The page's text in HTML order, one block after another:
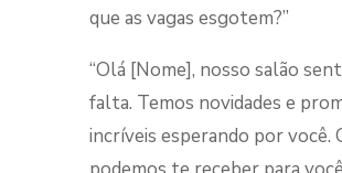
que as vagas esgotem?”
“Olá [Nome], nosso salão
falta. Temos novidades e
incríveis esperando por você.